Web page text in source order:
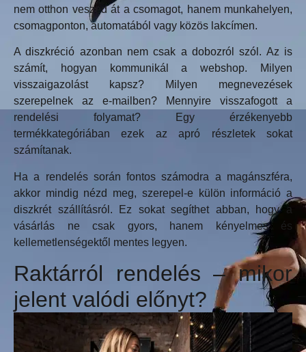
nem otthon veszed át a csomagot, hanem munkahelyen,
csomagponton, automatából vagy közös lakcímen.
A diszkréció azonban nem csak a dobozról szól. Az is
számít, hogyan kommunikál a webshop. Milyen
visszaigazolást kapsz? Milyen megnevezések
szerepelnek az e-mailben? Mennyire visszafogott a
rendelési folyamat? Egy érzékenyebb
termékkategóriában ezek az apró részletek sokat
számítanak.
Ha a rendelés során fontos számodra a magánszféra,
akkor mindig nézd meg, szerepel-e külön információ a
diszkrét szállításról. Ez sokat segíthet abban, hogy a
vásárlás ne csak gyors, hanem kényelmes és
kellemetlenségektől mentes legyen.
Raktárról rendelés – mikor
jelent valódi előnyt?